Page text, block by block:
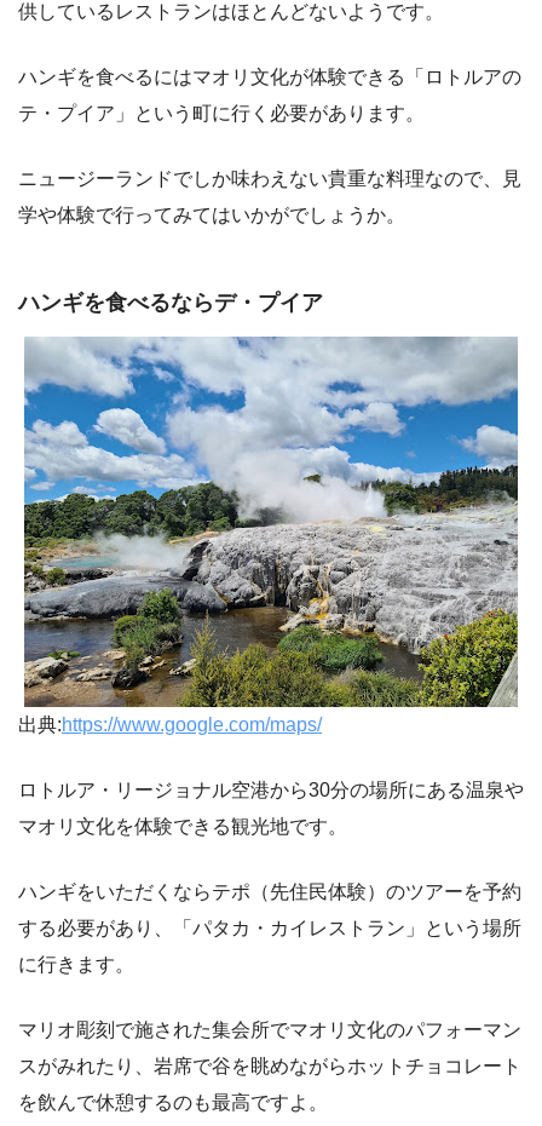
供しているレストランはほとんどないようです。
ハンギを食べるにはマオリ文化が体験できる「ロトルアの
テ・プイア」という町に行く必要があります。
ニュージーランドでしか味わえない貴重な料理なので、見
学や体験で行ってみてはいかがでしょうか。
ハンギを食べるならデ・プイア
出典:https://www.google.com/maps/
ロトルア・リージョナル空港から30分の場所にある温泉や
マオリ文化を体験できる観光地です。
ハンギをいただくならテポ（先住民体験）のツアーを予約
する必要があり、「パタカ・カイレストラン」という場所
に行きます。
マリオ彫刻で施された集会所でマオリ文化のパフォーマン
スがみれたり、岩席で谷を眺めながらホットチョコレート
を飲んで休憩するのも最高ですよ。